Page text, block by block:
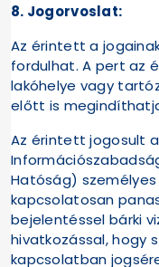
8. Jogorvoslat:
Az érintett a
fordulhat. A pert az
lakóhelye vagy
előtt is
Az érintett jogosult
Hatóság)
kapcsolatosan
bejelentéssel bárki
hivatkozással, hogy
kapcsolatban